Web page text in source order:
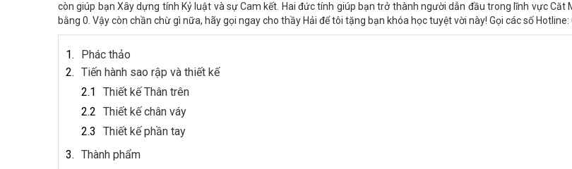
còn giúp bạn Xây dựng tính Kỷ luật và sự Cam kết. Hai đức tính giúp bạn trở thành người dẫn đầu trong lĩnh vực
bằng 0. Vậy còn chần chừ gì nữa, hãy gọi ngay cho thầy Hải để tôi tặng bạn khóa học tuyệt vời này! Gọi các số
Phác thảo
Tiến hành sao rập và thiết kế
Thiết kế Thân trên
Thiết kế chân váy
Thiết kế phần tay
Thành phẩm